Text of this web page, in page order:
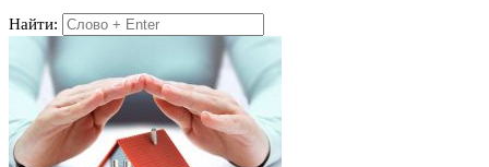
Найти: